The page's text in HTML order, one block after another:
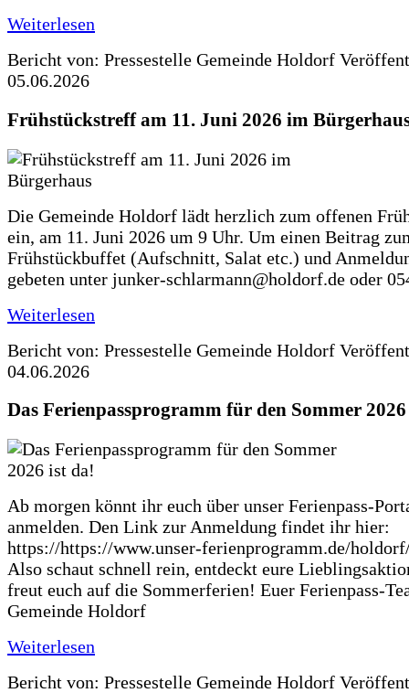
Weiterlesen
Bericht von: Pressestelle Gemeinde Holdorf
05.06.2026
Frühstückstreff am 11. Juni 2026 im
Die Gemeinde Holdorf lädt herzlich zum offenen
ein, am 11. Juni 2026 um 9 Uhr. Um einen Beitrag
Frühstückbuffet (Aufschnitt, Salat etc.) und
gebeten unter junker-schlarmann@holdorf.de oder
Weiterlesen
Bericht von: Pressestelle Gemeinde Holdorf
04.06.2026
Das Ferienpassprogramm für den Sommer
Ab morgen könnt ihr euch über unser Ferienpass-
anmelden. Den Link zur Anmeldung findet ihr hier:
https://https://www.unser-ferienprogramm.de/
Also schaut schnell rein, entdeckt eure
freut euch auf die Sommerferien! Euer Ferienpass-
Gemeinde Holdorf
Weiterlesen
Bericht von: Pressestelle Gemeinde Holdorf